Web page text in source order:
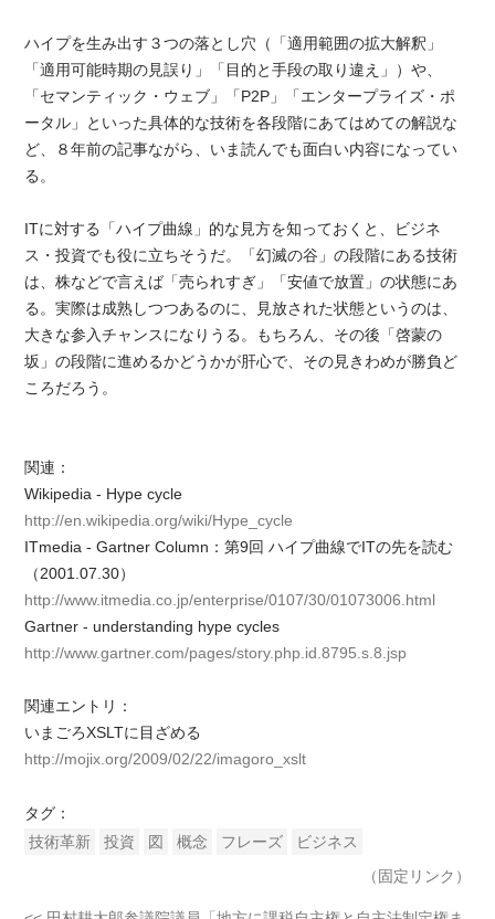
ハイプを生み出す３つの落とし穴（「適用範囲の拡大解釈」
「適用可能時期の見誤り」「目的と手段の取り違え」）や、
「セマンティック・ウェブ」「P2P」「エンタープライズ・ポ
ータル」といった具体的な技術を各段階にあてはめての解説な
ど、８年前の記事ながら、いま読んでも面白い内容になってい
る。
ITに対する「ハイプ曲線」的な見方を知っておくと、ビジネ
ス・投資でも役に立ちそうだ。「幻滅の谷」の段階にある技術
は、株などで言えば「売られすぎ」「安値で放置」の状態にあ
る。実際は成熟しつつあるのに、見放された状態というのは、
大きな参入チャンスになりうる。もちろん、その後「啓蒙の
坂」の段階に進めるかどうかが肝心で、その見きわめが勝負ど
ころだろう。
関連：
Wikipedia - Hype cycle
http://en.wikipedia.org/wiki/Hype_cycle
ITmedia - Gartner Column：第9回 ハイプ曲線でITの先を読む
（2001.07.30）
http://www.itmedia.co.jp/enterprise/0107/30/01073006.html
Gartner - understanding hype cycles
http://www.gartner.com/pages/story.php.id.8795.s.8.jsp
関連エントリ：
いまごろXSLTに目ざめる
http://mojix.org/2009/02/22/imagoro_xslt
タグ：
技術革新
投資 図 概念 フレーズ
ビジネス
（固定リンク）